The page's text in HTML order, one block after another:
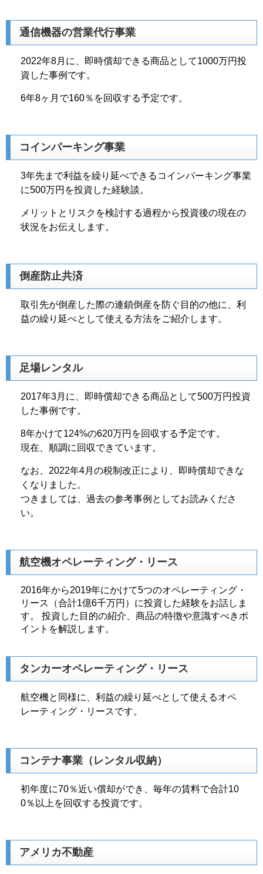
通信機器の営業代行事業
2022年8月に、即時償却できる商品として1000万円投
資した事例です。
6年8ヶ月で160％を回収する予定です。
コインパーキング事業
3年先まで利益を繰り延べできるコインパーキング事業
に500万円を投資した経験談。
メリットとリスクを検討する過程から投資後の現在の
状況をお伝えします。
倒産防止共済
取引先が倒産した際の連鎖倒産を防ぐ目的の他に、利
益の繰り延べとして使える方法をご紹介します。
足場レンタル
2017年3月に、即時償却できる商品として500万円投資
した事例です。
8年かけて124%の620万円を回収する予定です。
現在、順調に回収できています。
なお、2022年4月の税制改正により、即時償却できな
くなりました。
つきましては、過去の参考事例としてお読みくださ
い。
航空機オペレーティング・リース
2016年から2019年にかけて5つのオペレーティング・
リース（合計1億6千万円）に投資した経験をお話しま
す。 投資した目的の紹介、商品の特徴や意識すべきポ
イントを解説します。
タンカーオペレーティング・リース
航空機と同様に、利益の繰り延べとして使えるオペ
レーティング・リースです。
コンテナ事業（レンタル収納）
初年度に70％近い償却ができ、毎年の賃料で合計10
0％以上を回収する投資です。
アメリカ不動産